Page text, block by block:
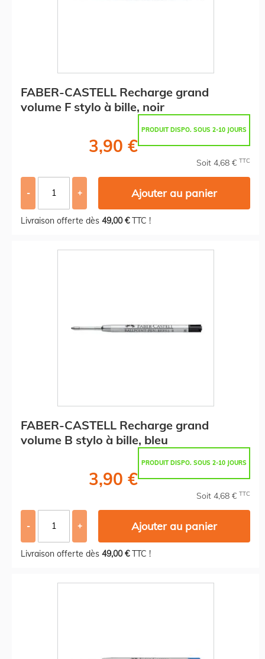
FABER-CASTELL Recharge grand
volume F stylo à bille, noir
PRODUIT DISPO. SOUS 2-10 JOURS
3,90 €
Soit 4,68 € TTC
- + Ajouter au panier
Livraison offerte dès 49,00 €TTC !
FABER-CASTELL Recharge grand
volume B stylo à bille, bleu
PRODUIT DISPO. SOUS 2-10 JOURS
3,90 €
Soit 4,68 € TTC
- + Ajouter au panier
Livraison offerte dès 49,00 €TTC !